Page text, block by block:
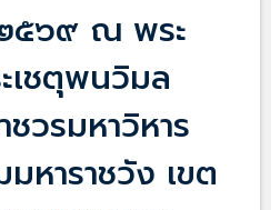
๕๖๙ ณ พระ
เชตุพนวิมล
วรมหาวิหาร
หาราชวัง เขต